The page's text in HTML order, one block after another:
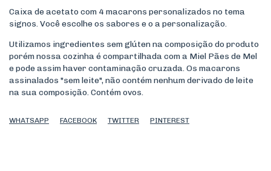
Caixa de acetato com 4 macarons personalizados no tema
signos. Você escolhe os sabores e o a personalização.
Utilizamos ingredientes sem glúten na composição do produto
porém nossa cozinha é compartilhada com a Miel Pães de Mel
e pode assim haver contaminação cruzada. Os macarons
assinalados "sem leite", não contém nenhum derivado de leite
na sua composição. Contém ovos.
WHATSAPP FACEBOOK TWITTER PINTEREST